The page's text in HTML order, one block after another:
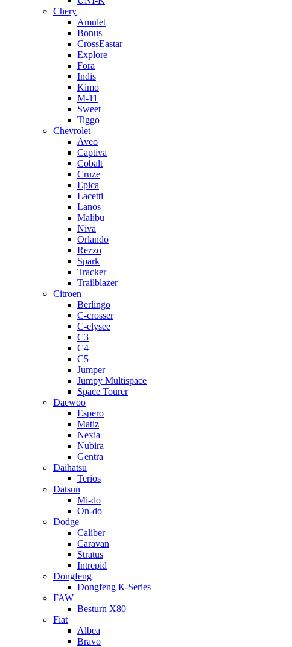
Chery
Amulet
Bonus
CrossEastar
Explore
Fora
Indis
Kimo
M-11
Sweet
Tiggo
Chevrolet
Aveo
Captiva
Cobalt
Cruze
Epica
Lacetti
Lanos
Malibu
Niva
Orlando
Rezzo
Spark
Tracker
Trailblazer
Citroen
Berlingo
C-crosser
C-elysee
C3
C4
C5
Jumper
Jumpy Multispace
Space Tourer
Daewoo
Espero
Matiz
Nexia
Nubira
Gentra
Daihatsu
Terios
Datsun
Mi-do
On-do
Dodge
Caliber
Caravan
Stratus
Intrepid
Dongfeng
Dongfeng К-Series
FAW
Besturn Х80
Fiat
Albea
Bravo